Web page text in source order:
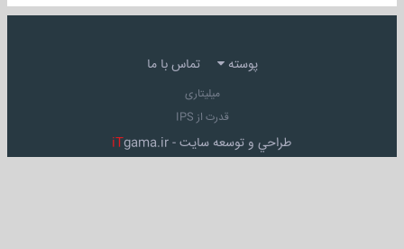
پوسته تماس با ما
میلیتاری
قدرت از IPS
طراحي و توسعه سايت - iTgama.ir